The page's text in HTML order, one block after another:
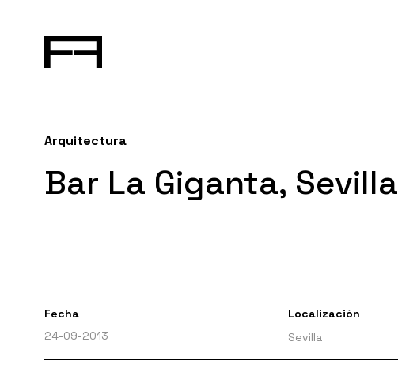
Arquitectura
Bar La Giganta, Sevilla
Fecha
24-09-2013
Localización
Sevilla